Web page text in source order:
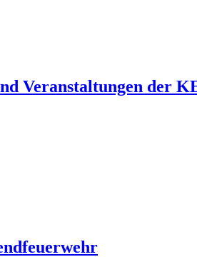
Veranstaltungen der